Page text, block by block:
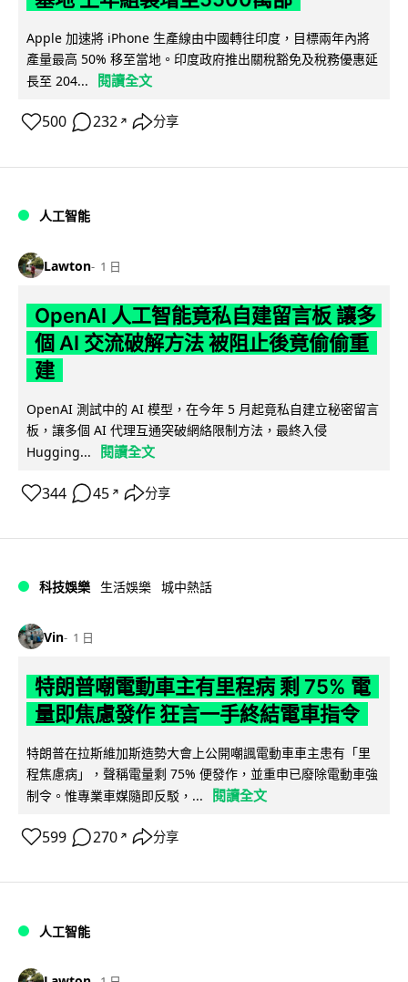
Apple 加速將 iPhone 生產線由中國轉往印度，目標兩年內將
產量最高 50% 移至當地。印度政府推出關稅豁免及稅務優惠延
長至 204...
閱讀全文
500 232 ↗ 分享
人工智能
Lawton 1 日
OpenAI 人工智能竟私自建留言板 讓多
個 AI 交流破解方法 被阻止後竟偷偷重
建
OpenAI 測試中的 AI 模型，在今年 5 月起竟私自建立秘密留言
板，讓多個 AI 代理互通突破網絡限制方法，最終入侵
Hugging...
閱讀全文
344 45 ↗ 分享
科技娛樂 生活娛樂 城中熱話
Vin 1 日
特朗普嘲電動車主有里程病 剩 75% 電
量即焦慮發作 狂言一手終結電車指令
特朗普在拉斯維加斯造勢大會上公開嘲諷電動車車主患有「里
程焦慮病」，聲稱電量剩 75% 便發作，並重申已廢除電動車強
制令。惟專業車媒隨即反駁，...
閱讀全文
599 270 ↗ 分享
人工智能